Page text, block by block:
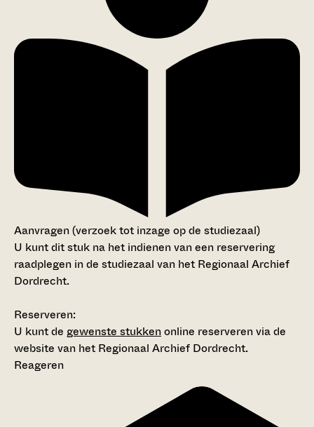
Aanvragen (verzoek tot inzage op de studiezaal)
U kunt dit stuk na het indienen van een reservering
raadplegen in de studiezaal van het Regionaal Archief
Dordrecht.
Reserveren:
U kunt de gewenste stukkenonline reserveren via de
website van het Regionaal Archief Dordrecht.
Reageren